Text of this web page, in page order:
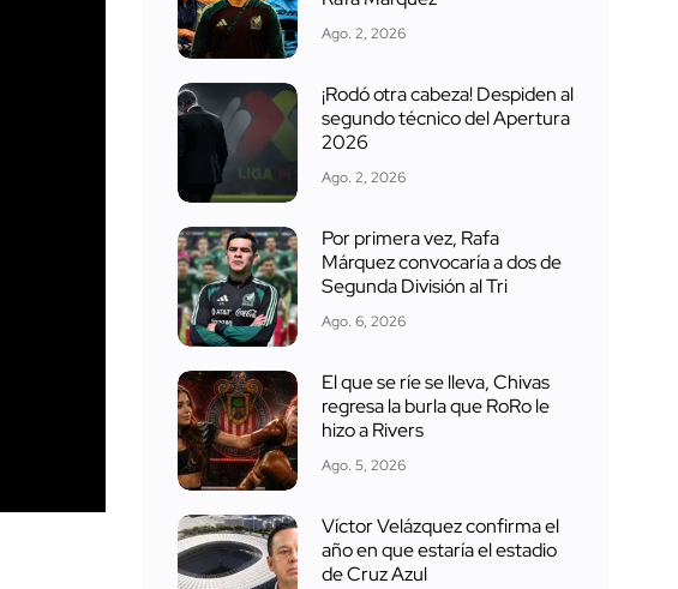
Ago. 2, 2026
¡Rodó otra cabeza! Despiden al
segundo técnico del Apertura
2026
Ago. 2, 2026
Por primera vez, Rafa
Márquez convocaría a dos de
Segunda División al Tri
Ago. 6, 2026
El que se ríe se lleva, Chivas
regresa la burla que RoRo le
hizo a Rivers
Ago. 5, 2026
Víctor Velázquez confirma el
año en que estaría el estadio
de Cruz Azul